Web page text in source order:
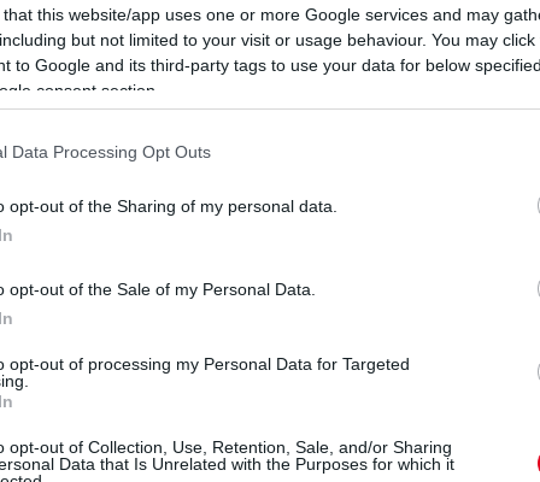
that this website/app uses one or more Google services and may
but not limited to your visit or usage behaviour. You may
to Google and its third-party tags to use your data for below
consent section.
Data Processing Opt Outs
opt-out of the Sharing of my personal data.
opt-out of the Sale of my Personal Data.
opt-out of processing my Personal Data for Targeted
opt-out of Collection, Use, Retention, Sale, and/or Sharing
Data that Is Unrelated with the Purposes for which it
sokkal konstansabban tudja kihozni a
ugyanakkor azt is megjegyezte, hogy
mutatott fiatalabb csapattársához közeli
hozza Hamiltont
eleve Russellt priorizálja azok után, hogy
és jövőre már a Ferrarit fogja erősíteni.
előbbi kapta meg az új első szárnyat,
Hamilton maga engedte át a lehetőséget
szerinte, hogy direkt hoznák hátrányba a 39